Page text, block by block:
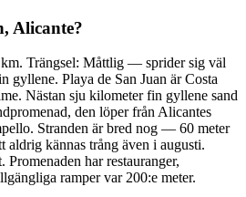
Alicante?
Trängsel: Måttlig — sprider sig väl
gyllene. Playa de San Juan är Costa
Nästan sju kilometer fin gyllene sand
den löper från Alicantes
Stranden är bred nog — 60 meter
kännas trång även i augusti.
har restauranger,
ramper var 200:e meter.